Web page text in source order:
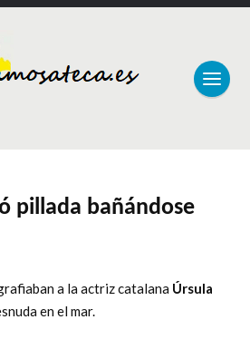
pillada bañándose
a la actriz catalana Úrsula
en el mar.